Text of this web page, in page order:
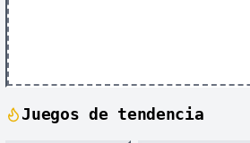
Juegos de tendencia